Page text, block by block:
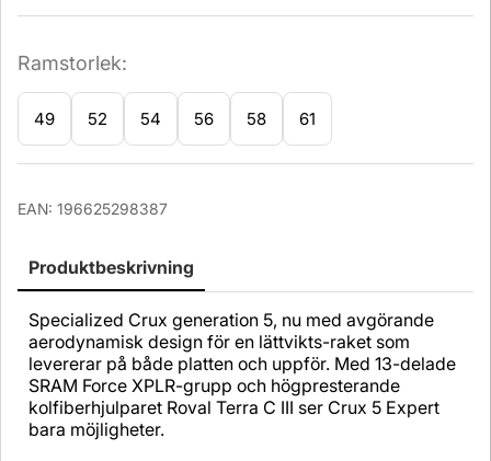
Ramstorlek:
49 52 54 56 58 61
EAN: 196625298387
Produktbeskrivning
Specialized Crux generation 5, nu med avgörande
aerodynamisk design för en lättvikts-raket som
levererar på både platten och uppför. Med 13-delade
SRAM Force XPLR-grupp och högpresterande
kolfiberhjulparet Roval Terra C III ser Crux 5 Expert
bara möjligheter.